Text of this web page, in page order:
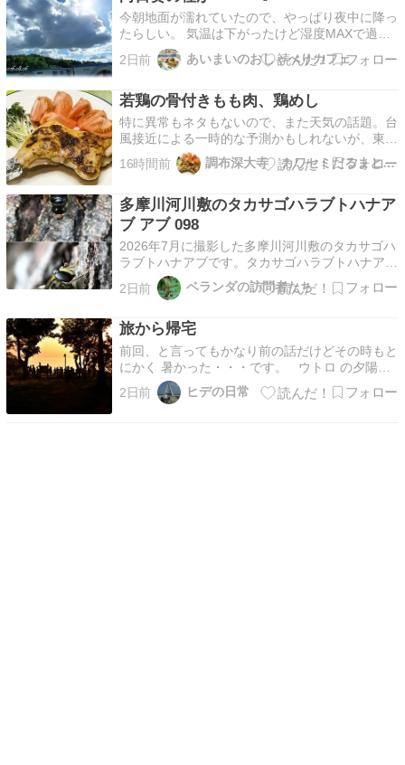
今朝地面が濡れていたので、やっぱり夜中に降っ
たらしい。 気温は下がったけど湿度MAXで過ご
しにくい。 決算が確定するまではすることが多
く一日の殆どをパソコン作業。 あまり長時間座
2日前 あいまいのおしゃべりカフェ
若鶏の骨付きもも肉、鶏めし
特に異常もネタもないので、また天気の話題。台
風接近による一時的な予測かもしれないが、東京
のこのあたりは明日から2週間近く雨マークの予
報である。まさかこれが現実化
16時間前 調布深大寺 カワセミだるまとNEM！！！
多摩川河川敷のタカサゴハラブトハナア
ブ アブ 098
2026年7月に撮影した多摩川河川敷のタカサゴハ
ラブトハナアブです。タカサゴハラブトハナアブ
神奈川県 多摩川 2026年7月撮影 Mallota
takasagoensis Koyapoo took these pictures in
2日前 ベランダの訪問者たち
旅から帰宅
前回、と言ってもかなり前の話だけどその時もと
にかく 暑かった・・・です。 ウトロ の夕陽台
です。 詳細は明日以降ということで。
2日前 ヒデの日常